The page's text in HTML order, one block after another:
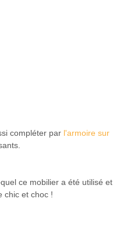
compléter par l'armoire sur
ce mobilier a été utilisé et
chic et choc !